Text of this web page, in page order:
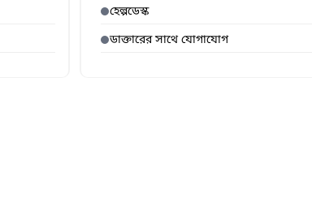
হেল্পডেস্ক
ডাক্তারের সাথে যোগাযোগ